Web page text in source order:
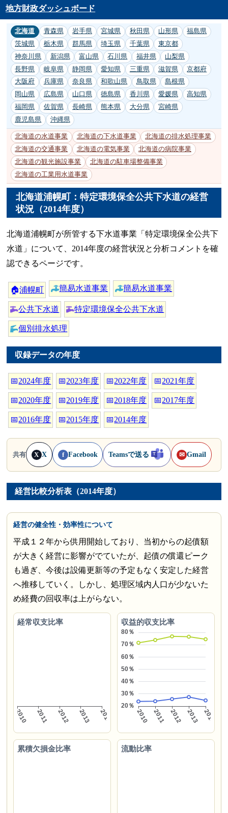
地方財政ダッシュボード
北海道 青森県 岩手県 宮城県 秋田県 山形県
福島県
茨城県
栃木県 群馬県 埼玉県 千葉県
東京都
神奈川県
新潟県 富山県 石川県 福井県
山梨県
長野県
岐阜県 静岡県 愛知県 三重県 滋賀県
京都府
大阪府
兵庫県 奈良県 和歌山県 鳥取県
島根県
岡山県
広島県 山口県 徳島県 香川県 愛媛県
高知県
福岡県
佐賀県 長崎県 熊本県 大分県
宮崎県
鹿児島県
沖縄県
北海道の水道事業 北海道の下水道事業
北海道の排水処理事業
北海道の交通事業
北海道の電気事業
北海道の病院事業
北海道の観光施設事業
北海道の駐車場整備事業
北海道の工業用水道事業
北海道浦幌町：特定環境保全公共下水道の経営
状況（2014年度）
北海道浦幌町が所管する下水道事業「特定環境保全公共下
水道」について、2014年度の経営状況と分析コメントを確
認できるページです。
🏠浦幌町 簡易水道事業 簡易水道事業
公共下水道 特定環境保全公共下水道
個別排水処理
収録データの年度
📅2024年度 📅2023年度 📅2022年度 📅2021年度
📅2020年度 📅2019年度 📅2018年度 📅2017年度
📅2016年度 📅2015年度 📅2014年度
共有 X X f Facebook Teamsで送る ✉ Gmail
経営比較分析表（2014年度）
経営の健全性・効率性について
平成１２年から供用開始しており、当初からの起債額
が大きく経営に影響がでていたが、起債の償還ピーク
も過ぎ、今後は設備更新等の予定もなく安定した経営
へ推移していく。しかし、処理区域内人口が少ないた
め経費の回収率は上がらない。
経常収支比率 収益的収支比率
累積欠損金比率 流動比率